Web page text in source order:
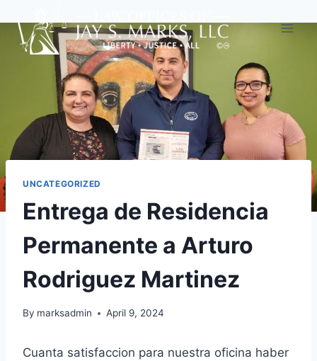
UNCATEGORIZED
Entrega de Residencia
Permanente a Arturo
Rodriguez Martinez
By marksadmin April 9, 2024
Cuanta satisfaccion para nuestra oficina haber